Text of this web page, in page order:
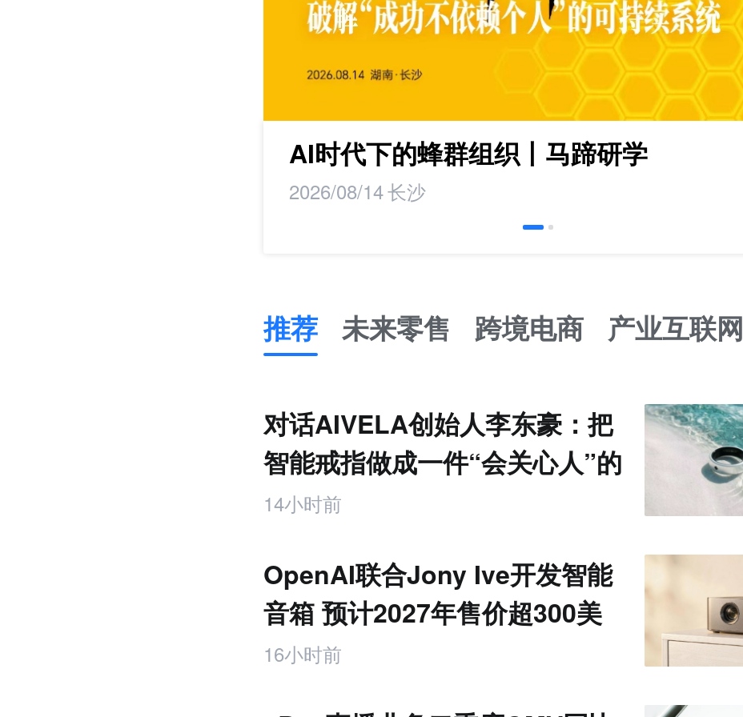
AI时代下的蜂群组织丨马蹄研学
2026/08/14长沙
推荐 未来零售 跨境电商 产业互联网
未
来
零
售
跨
境
商
产
业
互
联
网
对话AIVELA创始人李东豪：把
智能戒指做成一件“会关心人”的
饰品
14小时前
OpenAI联合Jony Ive开发智能
音箱 预计2027年售价超300美
元
16小时前